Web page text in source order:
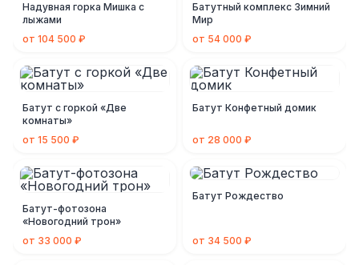
Надувная горка Мишка с
лыжами
от 104 500 ₽
Батутный комплекс Зимний
Мир
от 54 000 ₽
Батут с горкой «Две
комнаты»
от 15 500 ₽
Батут Конфетный домик
от 28 000 ₽
Батут-фотозона
«Новогодний трон»
от 33 000 ₽
Батут Рождество
от 34 500 ₽